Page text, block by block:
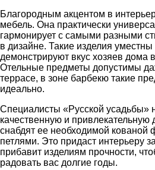
Благородным акцентом в
мебель. Она практически
гармонирует с самыми разными
в дизайне. Такие изделия уместны
демонстрируют вкус хозяев дома
Отельные предметы допустимы
террасе, в зоне барбекю такие
идеально.
Специалисты «Русской усадьбы»
качественную и
снабдят ее необходимой кованой
петлями. Это придаст интерьеру
прибавит изделиям прочности,
радовать вас долгие годы.